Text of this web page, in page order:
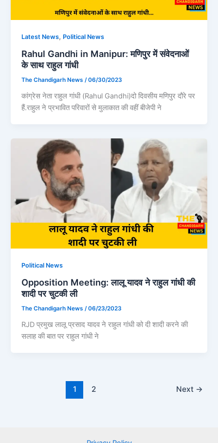
Latest News, Political News
Rahul Gandhi in Manipur: मणिपुर में संवेदनाओं
के साथ राहुल गांधी
The Chandigarh News /06/30/2023
कांग्रेस नेता राहुल गांधी (Rahul Gandhi)दो दिवसीय मणिपुर दौरे पर
हैं.राहुल ने प्रभावित परिवारों से मुलाकात की वहीं बीजेपी ने
Political News
Opposition Meeting: लालू यादव ने राहुल गांधी की
शादी पर चुटकी ली
The Chandigarh News/06/23/2023
RJD प्रमुख लालू प्रसाद यादव ने राहुल गांधी को दी शादी करने की
सलाह की बात पर राहुल गांधी ने
1 2 Next →